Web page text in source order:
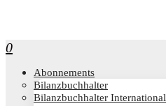
0
Abon­ne­ments
Bilanz­buch­hal­ter
Bilanz­buch­hal­ter International